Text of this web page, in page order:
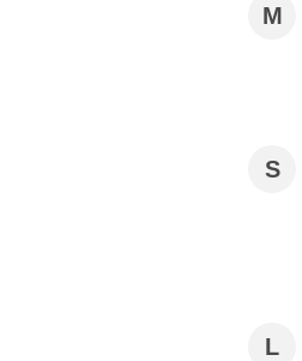
M
S
L